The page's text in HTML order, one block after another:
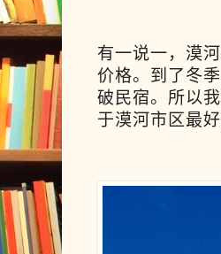
有一说一，漠
价格。到了冬
破民宿。所以
于漠河市区最